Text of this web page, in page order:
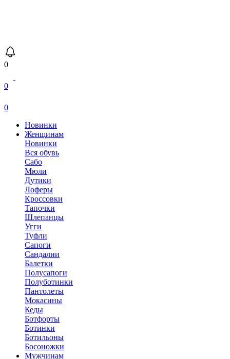
0
0
0
Новинки
Женщинам
Новинки
Вся обувь
Сабо
Мюли
Дутики
Лоферы
Кроссовки
Тапочки
Шлепанцы
Угги
Туфли
Сапоги
Сандалии
Балетки
Полусапоги
Полуботинки
Пантолеты
Мокасины
Кеды
Ботфорты
Ботинки
Ботильоны
Босоножки
Мужчинам